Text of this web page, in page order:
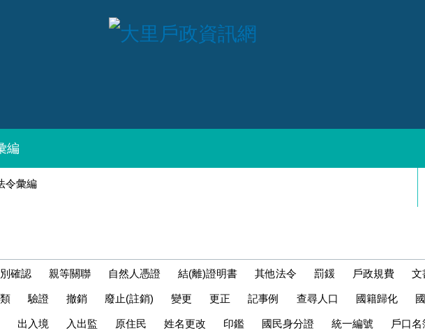
編
đề thi nhập quốc tịch,Kumpulan pertanyaan di bagian tes naturalisasi)
令彙編
確認 親等關聯 自然人憑證 結(離)證明書 其他法令 罰鍰 戶政規費 文
驗證 撤銷 廢止(註銷) 變更 更正 記事例 查尋人口 國籍歸化
出入境 入出監 原住民 姓名更改 印鑑 國民身分證 統一編號 戶口名